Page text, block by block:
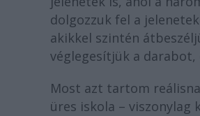
dolgozzuk fel a
akikkel szintén
véglegesítjük a darabot,
Most azt tartom
üres iskola – viszonylag